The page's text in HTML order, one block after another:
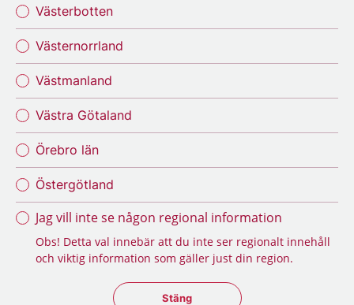
Västerbotten
Västernorrland
Västmanland
Västra Götaland
Örebro län
Östergötland
Jag vill inte se någon regional information
Obs! Detta val innebär att du inte ser regionalt innehåll
och viktig information som gäller just din region.
Stäng regionsväljaren
Stäng